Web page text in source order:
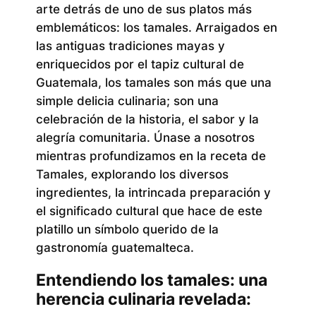
arte detrás de uno de sus platos más
emblemáticos: los tamales. Arraigados en
las antiguas tradiciones mayas y
enriquecidos por el tapiz cultural de
Guatemala, los tamales son más que una
simple delicia culinaria; son una
celebración de la historia, el sabor y la
alegría comunitaria. Únase a nosotros
mientras profundizamos en la receta de
Tamales, explorando los diversos
ingredientes, la intrincada preparación y
el significado cultural que hace de este
platillo un símbolo querido de la
gastronomía guatemalteca.
Entendiendo los tamales: una
herencia culinaria revelada: